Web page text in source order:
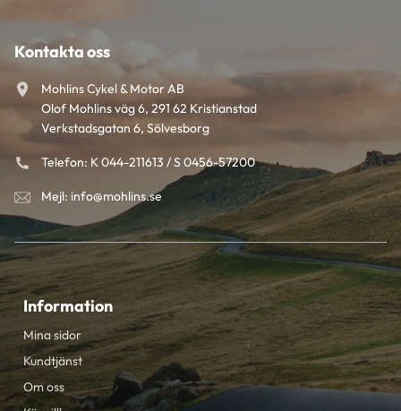
Kontakta oss
Mohlins Cykel & Motor AB
Olof Mohlins väg 6, 291 62 Kristianstad
Verkstadsgatan 6, Sölvesborg
Telefon: K 044-211613 / S 0456-57200
Mejl: info@mohlins.se
Information
Mina sidor
Kundtjänst
Om oss